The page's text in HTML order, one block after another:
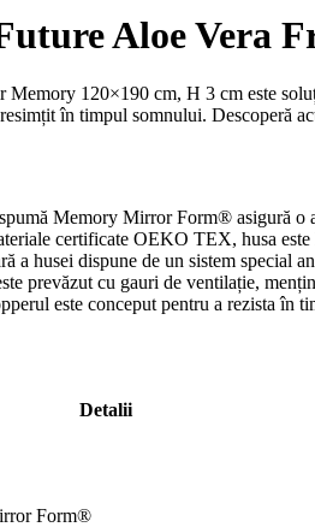
Aloe Vera
120×190 cm, H 3 cm este
în timpul somnului. Descoperă
Memory Mirror Form® asigură o
certificate OEKO TEX, husa
a husei dispune de un sistem special
prevăzut cu gauri de ventilație,
este conceput pentru a rezista în
Detalii
Form®